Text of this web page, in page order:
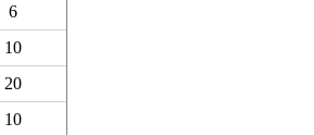
6
10
20
10